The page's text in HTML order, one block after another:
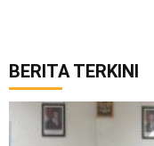
BERITA TERKINI